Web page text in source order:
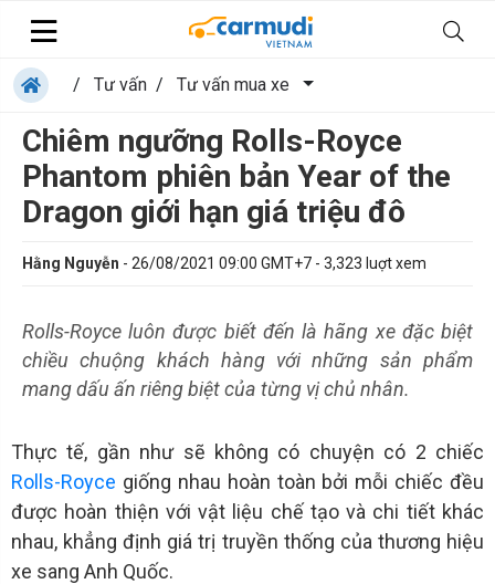
/ Tư vấn / Tư vấn mua xe
Chiêm ngưỡng Rolls-Royce
Phantom phiên bản Year of the
Dragon giới hạn giá triệu đô
Hằng Nguyễn - 26/08/2021 09:00 GMT+7 - 3,323 luợt xem
Rolls-Royce luôn được biết đến là hãng xe đặc biệt
chiều chuộng khách hàng với những sản phẩm
mang dấu ấn riêng biệt của từng vị chủ nhân.
Thực tế, gần như sẽ không có chuyện có 2 chiếc
Rolls-Royce giống nhau hoàn toàn bởi mỗi chiếc đều
được hoàn thiện với vật liệu chế tạo và chi tiết khác
nhau, khẳng định giá trị truyền thống của thương hiệu
xe sang Anh Quốc.